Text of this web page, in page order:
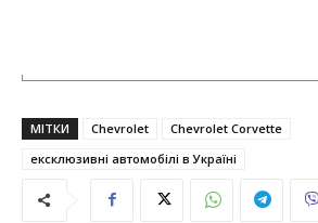
МІТКИ Chevrolet
Chevrolet Corvette
ексклюзивні автомобілі в Україні